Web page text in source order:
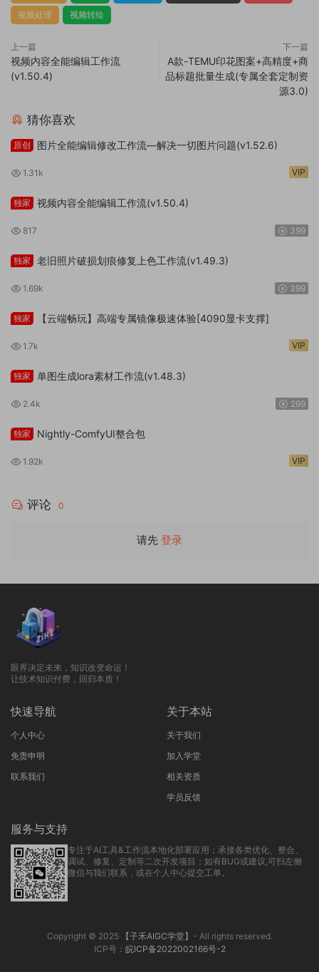
视频处理
视频转绘
上一篇
视频内容全能编辑工作流
(v1.50.4)
下一篇
A款-TEMU印花图案+高精度+商
品标题批量生成(专属全套定制资
源3.0)
猜你喜欢
原创 图片全能编辑修改工作流—解决一切图片问题(v1.52.6)
1.31k VIP
独家 视频内容全能编辑工作流(v1.50.4)
817 399
独家 老旧照片破损划痕修复上色工作流(v1.49.3)
1.69k 399
独家 【云端畅玩】高端专属镜像极速体验[4090显卡支撑]
1.7k VIP
独家 单图生成lora素材工作流(v1.48.3)
2.4k 299
独家 Nightly-ComfyUI整合包
1.92k VIP
评论 0
请先 登录
眼界决定未来，知识改变命运！
让技术知识付费，回归本质！
快速导航
个人中心
免责申明
联系我们
关于本站
关于我们
加入学堂
相关资质
学员反馈
服务与支持
专注于AI工具&工作流本地化部署应用；承接各类优化、整合、
调试、修复、定制等二次开发项目；如有BUG或建议,可扫左侧
微信与我们联系，或在个人中心提交工单。
Copyright © 2025 【子禾AIGC学堂】 - All rights reserved.
ICP号： 皖ICP备2022002166号-2